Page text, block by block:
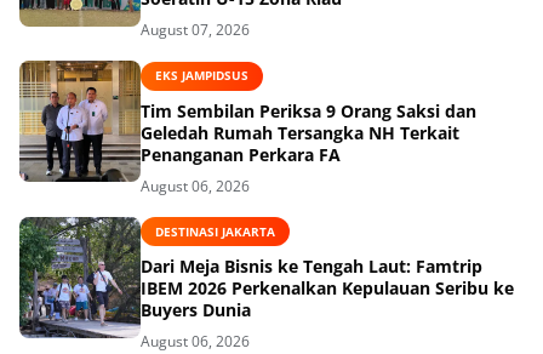
August 07, 2026
EKS JAMPIDSUS
Tim Sembilan Periksa 9 Orang Saksi dan
Geledah Rumah Tersangka NH Terkait
Penanganan Perkara FA
August 06, 2026
DESTINASI JAKARTA
Dari Meja Bisnis ke Tengah Laut: Famtrip
IBEM 2026 Perkenalkan Kepulauan Seribu ke
Buyers Dunia
August 06, 2026